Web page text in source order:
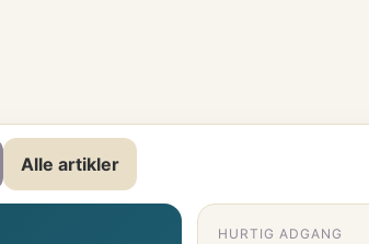
Alle artikler
HURTIG ADGANG